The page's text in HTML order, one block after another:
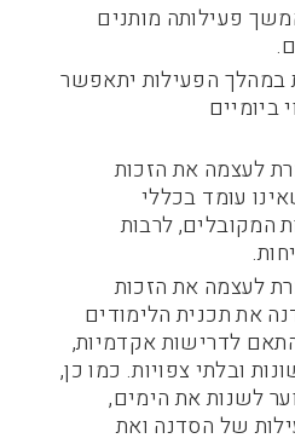
פעילותה מותנים
במהלך הפעילות יתאפשר
ביומיים
לעצמה את הזכות
עומד בכללי
המקובלים, לרבות
לעצמה את הזכות
את תכנית הלימודים
לדרישות אקדמיות,
ובלתי צפויות. כמו כן,
לשנות את הימים,
של הסדנה ואת